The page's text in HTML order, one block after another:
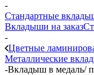
-
Стандартные
Вкладыши на заказ
-
Цветные
Металлические
-Вкладыш в медаль/